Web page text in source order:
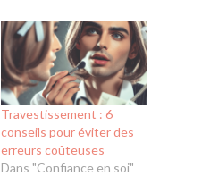
Travestissement : 6
conseils pour éviter des
erreurs coûteuses
Dans "Confiance en soi"